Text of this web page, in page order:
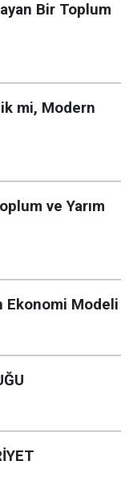
Bir Toplum
mi, Modern
ve Yarım
Ekonomi Modeli